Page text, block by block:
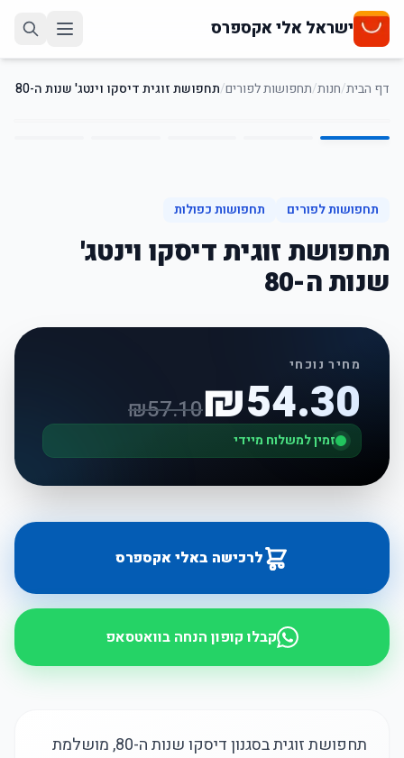
ישראל אלי אקספרס
דף הבית/חנות/תחפושות לפורים/תחפושת זוגית דיסקו וינטג' שנות ה-80
1
/
5
תחפושות לפורים תחפושות כפולות
תחפושת זוגית דיסקו וינטג'
שנות ה-80
מחיר נוכחי
₪54.30
₪57.10
זמין למשלוח מיידי
לרכישה באלי אקספרס
קבלו קופון הנחה בוואטסאפ
תחפושת זוגית בסגנון דיסקו שנות ה-80, מושלמת